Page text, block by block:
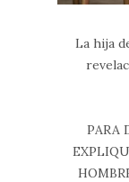
La hija
PARA